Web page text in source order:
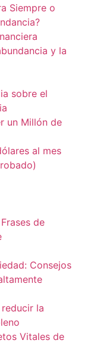
Siempre o
y la
sobre el
un Millón de
al mes
de
Consejos
la
Vitales de